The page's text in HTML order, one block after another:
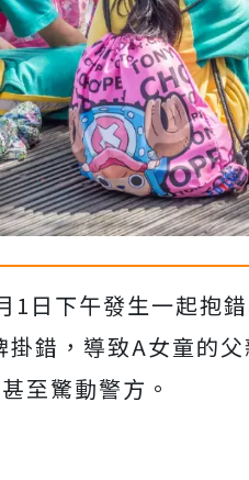
1日下午發生一起抱
錯，導致A女童的
至驚動警方。